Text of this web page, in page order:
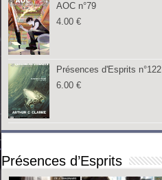
AOC n°79
4.00€
Présences d'Esprits n°122
6.00€
Présences d’Esprits